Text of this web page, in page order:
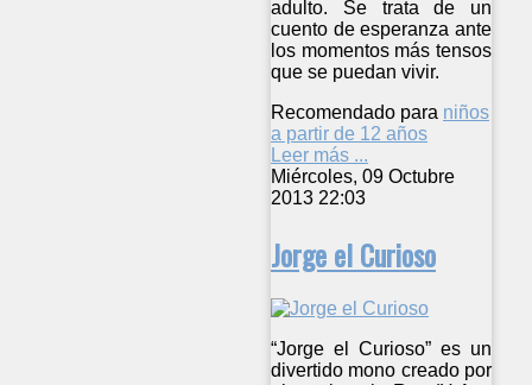
adulto. Se trata de un
cuento de esperanza ante
los momentos más tensos
que se puedan vivir.
Recomendado para niños
a partir de 12 años
Leer más ...
Miércoles, 09 Octubre
2013 22:03
Jorge el Curioso
“Jorge el Curioso” es un
divertido mono creado por